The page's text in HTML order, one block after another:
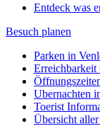
Entdeck was
Besuch planen
Parken in
Erreichbarkeit
Ubernachten
Toerist
Übersicht